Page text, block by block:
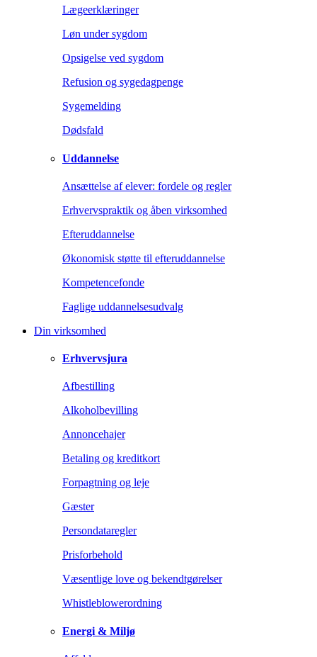
Lægeerklæringer
Løn under sygdom
Opsigelse ved sygdom
Refusion og sygedagpenge
Sygemelding
Dødsfald
Uddannelse
Ansættelse af elever: fordele og regler
Erhvervspraktik og åben virksomhed
Efteruddannelse
Økonomisk støtte til efteruddannelse
Kompetencefonde
Faglige uddannelsesudvalg
Din virksomhed
Erhvervsjura
Afbestilling
Alkoholbevilling
Annoncehajer
Betaling og kreditkort
Forpagtning og leje
Gæster
Persondataregler
Prisforbehold
Væsentlige love og bekendtgørelser
Whistleblowerordning
Energi & Miljø